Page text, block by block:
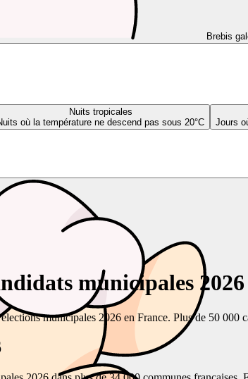
Brebis
Nuits tropicales
où la température ne descend pas sous 20°C
Jours
municipales
municipales 2026 en France. Plus de 50